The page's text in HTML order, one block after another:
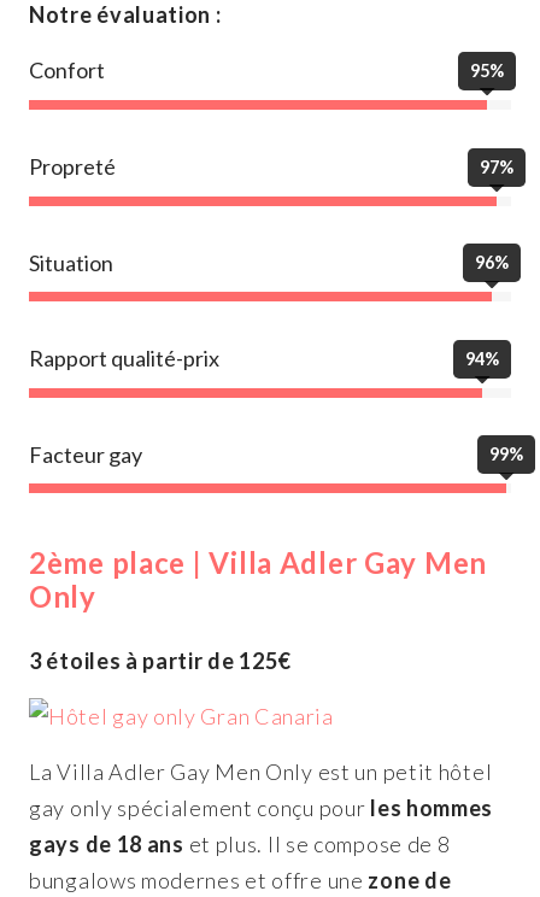
Notre évaluation :
Confort 95%
Propreté 97%
Situation 96%
Rapport qualité-prix 94%
Facteur gay 99%
2ème place | Villa Adler Gay Men
Only
3 étoiles à partir de 125€
La Villa Adler Gay Men Only est un petit hôtel
gay only spécialement conçu pour les hommes
gays de 18 ans et plus. Il se compose de 8
bungalows modernes et offre une zone de